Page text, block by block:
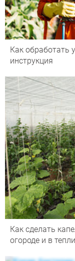
Как обработать
инструкция
Как сделать
огороде и в